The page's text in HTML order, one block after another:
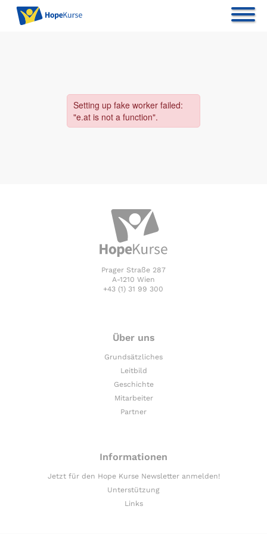
Prager Straße 287
A-1210 Wien
+43 (1) 31 99 300
Über uns
Grundsätzliches
Leitbild
Geschichte
Mitarbeiter
Partner
Informationen
Jetzt für den Hope Kurse Newsletter anmelden!
Unterstützung
Links